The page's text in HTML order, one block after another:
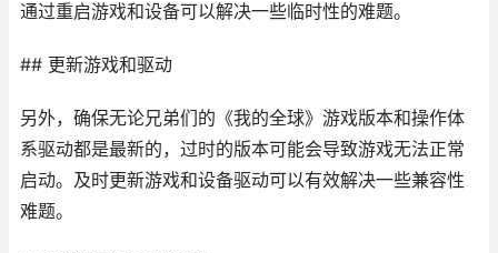
通过重启游戏和设备可以解决一些临时性的难题。
## 更新游戏和驱动
另外，确保无论兄弟们的《我的全球》游戏版本和操作体
系驱动都是最新的，过时的版本可能会导致游戏无法正常
启动。及时更新游戏和设备驱动可以有效解决一些兼容性
难题。